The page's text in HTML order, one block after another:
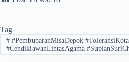
Tag
##PembubaranMisaDepok
#CendikiawanLintasAgama